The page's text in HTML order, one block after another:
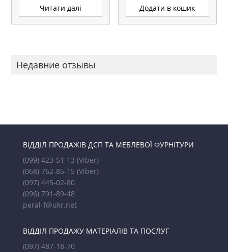
Читати далі Додати в кошик
Недавние отзывы
ВІДДІЛ ПРОДАЖІВ ДСП ТА МЕБЛЕВОЇ ФУРНІТУРИ
(099) 423-51-13 (Viber)
(068) 762-85-15 (Viber)
(097) 445-02-80
(096) 791-89-48
peral-f@ukr.net
ВІДДІЛ ПРОДАЖУ МАТЕРІАЛІВ ТА ПОСЛУГ
(097) 487-18-70